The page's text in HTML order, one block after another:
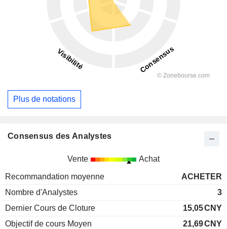
Plus de notations
Consensus des Analystes
Vente Achat
Recommandation moyenne
ACHETER
Nombre d'Analystes
3
Dernier Cours de Cloture
15,05CNY
Objectif de cours Moyen
21,69CNY